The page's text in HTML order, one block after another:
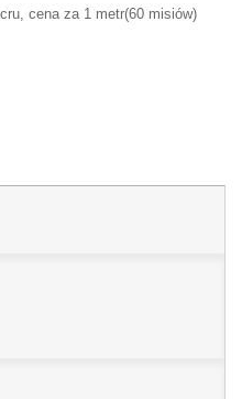
cena za 1 metr(60 misiów)